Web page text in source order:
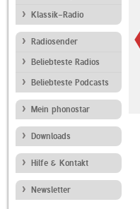
Klassik-Radio
Radiosender
Beliebteste Radios
Beliebteste Podcasts
Mein phonostar
Downloads
Hilfe & Kontakt
Newsletter
SUNSHINE LIVE